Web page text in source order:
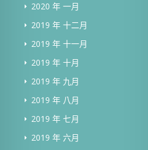
2020 年 一月
2019 年 十二月
2019 年 十一月
2019 年 十月
2019 年 九月
2019 年 八月
2019 年 七月
2019 年 六月